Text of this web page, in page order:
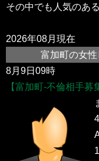
その中でも人気のあ
2026年08月現在
富加町の女
8月9日09時
【富加町-不倫相手募